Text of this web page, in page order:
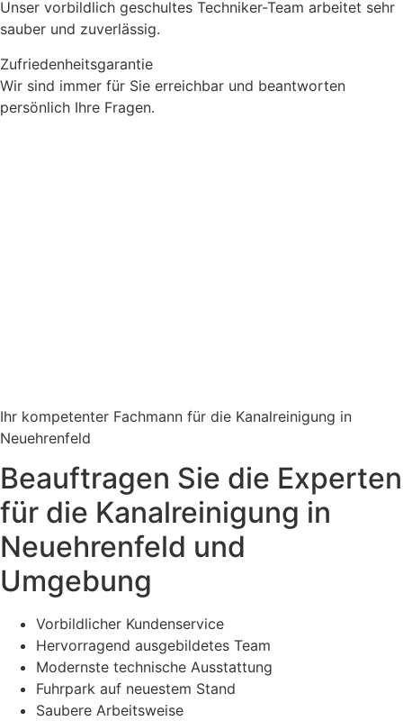
Unser vorbildlich geschultes Techniker-Team arbeitet sehr
sauber und zuverlässig.
Zufriedenheitsgarantie
Wir sind immer für Sie erreichbar und beantworten
persönlich Ihre Fragen.
Ihr kompetenter Fachmann für die Kanalreinigung in
Neuehrenfeld
Beauftragen Sie die Experten
für die Kanalreinigung in
Neuehrenfeld und
Umgebung
Vorbildlicher Kundenservice
Hervorragend ausgebildetes Team
Modernste technische Ausstattung
Fuhrpark auf neuestem Stand
Saubere Arbeitsweise